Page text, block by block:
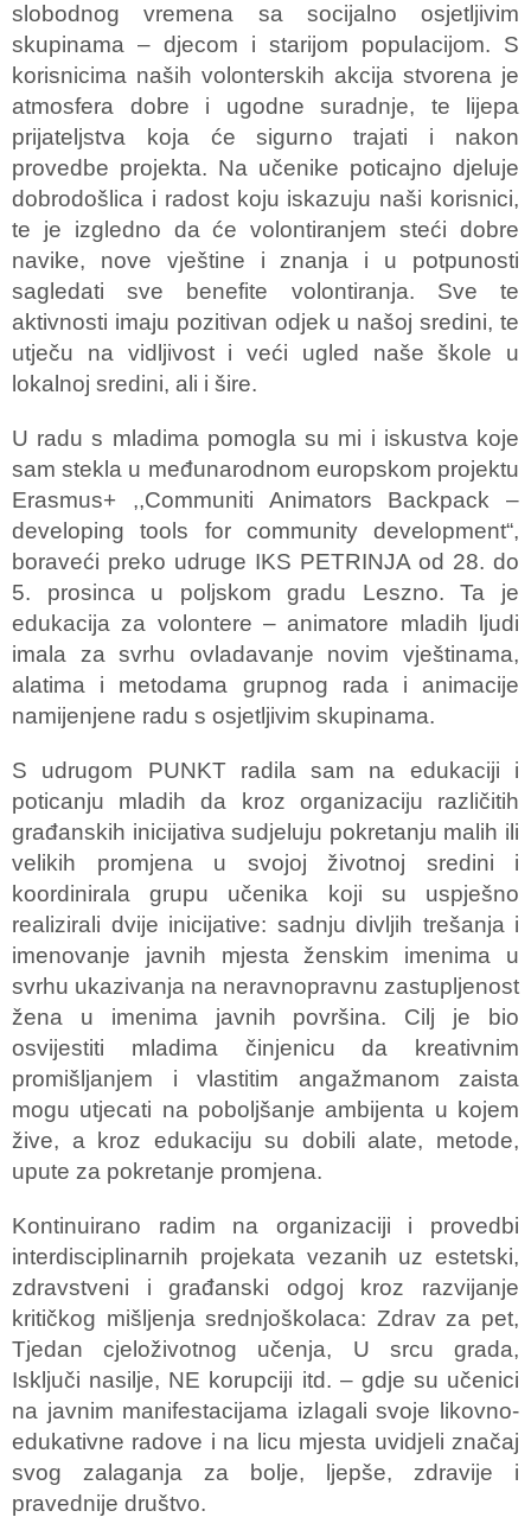
slobodnog vremena sa socijalno osjetljivim
skupinama – djecom i starijom populacijom. S
korisnicima naših volonterskih akcija stvorena je
atmosfera dobre i ugodne suradnje, te lijepa
prijateljstva koja će sigurno trajati i nakon
provedbe projekta. Na učenike poticajno djeluje
dobrodošlica i radost koju iskazuju naši korisnici,
te je izgledno da će volontiranjem steći dobre
navike, nove vještine i znanja i u potpunosti
sagledati sve benefite volontiranja. Sve te
aktivnosti imaju pozitivan odjek u našoj sredini, te
utječu na vidljivost i veći ugled naše škole u
lokalnoj sredini, ali i šire.
U radu s mladima pomogla su mi i iskustva koje
sam stekla u međunarodnom europskom projektu
Erasmus+ ,,Communiti Animators Backpack –
developing tools for community development“,
boraveći preko udruge IKS PETRINJA od 28. do
5. prosinca u poljskom gradu Leszno. Ta je
edukacija za volontere – animatore mladih ljudi
imala za svrhu ovladavanje novim vještinama,
alatima i metodama grupnog rada i animacije
namijenjene radu s osjetljivim skupinama.
S udrugom PUNKT radila sam na edukaciji i
poticanju mladih da kroz organizaciju različitih
građanskih inicijativa sudjeluju pokretanju malih ili
velikih promjena u svojoj životnoj sredini i
koordinirala grupu učenika koji su uspješno
realizirali dvije inicijative: sadnju divljih trešanja i
imenovanje javnih mjesta ženskim imenima u
svrhu ukazivanja na neravnopravnu zastupljenost
žena u imenima javnih površina. Cilj je bio
osvijestiti mladima činjenicu da kreativnim
promišljanjem i vlastitim angažmanom zaista
mogu utjecati na poboljšanje ambijenta u kojem
žive, a kroz edukaciju su dobili alate, metode,
upute za pokretanje promjena.
Kontinuirano radim na organizaciji i provedbi
interdisciplinarnih projekata vezanih uz estetski,
zdravstveni i građanski odgoj kroz razvijanje
kritičkog mišljenja srednjoškolaca: Zdrav za pet,
Tjedan cjeloživotnog učenja, U srcu grada,
Isključi nasilje, NE korupciji itd. – gdje su učenici
na javnim manifestacijama izlagali svoje likovno-
edukativne radove i na licu mjesta uvidjeli značaj
svog zalaganja za bolje, ljepše, zdravije i
pravednije društvo.